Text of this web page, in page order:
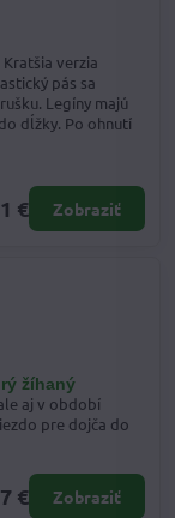
verzia
pás sa
Legíny majú
dĺžky. Po ohnutí
€ Zobraziť
žíhaný
aj v období
pre dojča do
€ Zobraziť